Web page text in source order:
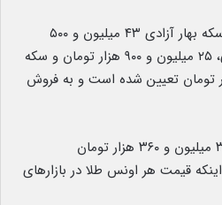
در بازار سبزه‌میدان، قیمت نیم‌سکه بهار آزادی ۴۳ میلیون و ۵۰۰
هزار تومان، ربع‌سکه بهار آزادی، ۲۵ میلیون و ۹۰۰ هزار تومان و سکه
۱۴ میلیون و ۸۰۰ هزار تومان تعیین شده است و به فروش
هر مثقال طلا در بازار داخلی، ۳۱ میلیون و ۳۶۰ هزار تومان
قیمت هر اونس طلا در بازارهای